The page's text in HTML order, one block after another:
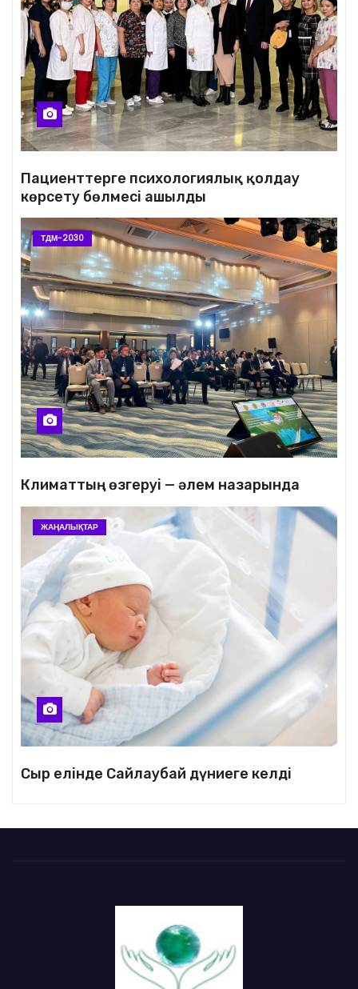
Пациенттерге психологиялық қолдау
көрсету бөлмесі ашылды
ТДМ-2030
Климаттың өзгеруі — әлем назарында
ЖАҢАЛЫҚТАР
Сыр елінде Сайлаубай дүниеге келді